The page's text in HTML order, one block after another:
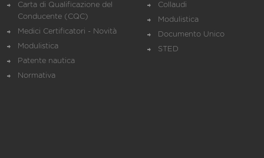
Carta di Qualificazione del
Conducente (CQC)
Medici Certificatori - Novità
Modulistica
Patente nautica
Normativa
Collaudi
Modulistica
Documento Unico
STED